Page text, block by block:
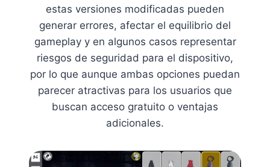
estas versiones modificadas pueden
generar errores, afectar el equilibrio del
gameplay y en algunos casos representar
riesgos de seguridad para el dispositivo,
por lo que aunque ambas opciones puedan
parecer atractivas para los usuarios que
buscan acceso gratuito o ventajas
adicionales.